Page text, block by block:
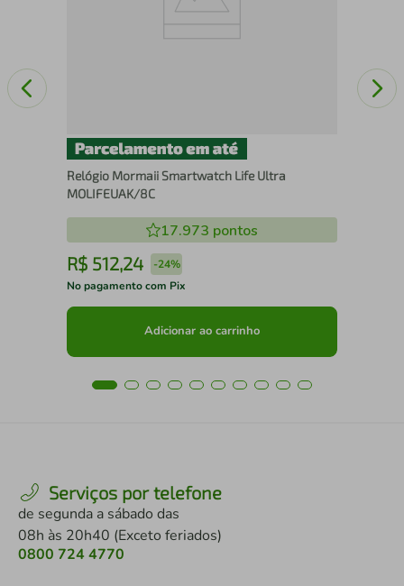
Relógio Mormaii Smartwatch Life Ultra
MOLIFEUAK/8C
17.973 pontos
R$ 512,24 -24%
No pagamento com Pix
Adicionar ao carrinho
Serviços por telefone
de segunda a sábado das
08h às 20h40 (Exceto feriados)
0800 724 4770